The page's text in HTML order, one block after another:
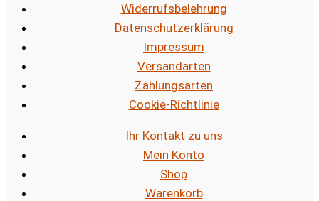
Widerrufsbelehrung
Datenschutzerklärung
Impressum
Versandarten
Zahlungsarten
Cookie-Richtlinie
Ihr Kontakt zu uns
Mein Konto
Shop
Warenkorb